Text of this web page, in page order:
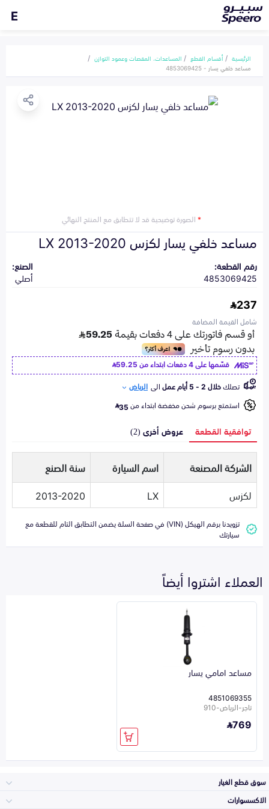
E
الرئيسية أقسام القطع
المساعدات، المقصات وعمود التوازن
مساعد خلفي يسار - 4853069425
*الصورة توضيحية قد لا تتطابق مع المنتج النهائي
مساعد خلفي يسار لكزس LX 2013-2020
رقم القطعة:
4853069425
الصنع:
أصلي
237
شامل القيمة المضافة
قسّمها على 4 دفعات ابتداء من
59.25
تصلكخلال 2 - 5 أيام عمل الى الرياض
استمتع برسوم شحن مخفضة ابتداء من35
توافقية القطعة عروض أخرى (2)
الشركة المصنعة اسم السيارة
سنة الصنع
لكزس
LX
2013-2020
تزويدنا برقم الهيكل (VIN) في صفحة السلة يضمن التطابق التام للقطعة مع
سيارتك
العملاء اشتروا أيضاً
مساعد امامي يسار
4851069355
تاجر-الرياض-910
769
سوق قطع الغيار
الاكسسوارات